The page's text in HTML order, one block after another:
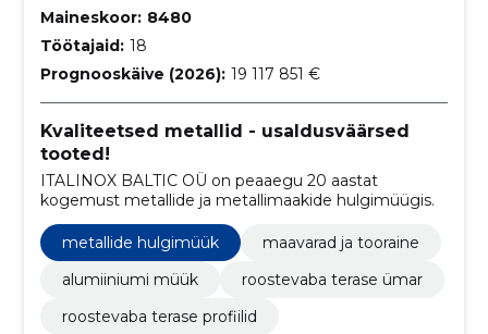
Maineskoor: 8480
Töötajaid: 18
Prognooskäive (2026): 19 117 851 €
Kvaliteetsed metallid - usaldusväärsed
tooted!
ITALINOX BALTIC OÜ on peaaegu 20 aastat
kogemust metallide ja metallimaakide hulgimüügis.
metallide hulgimüük
maavarad ja tooraine
alumiiniumi müük
roostevaba terase ümar
roostevaba terase profiilid